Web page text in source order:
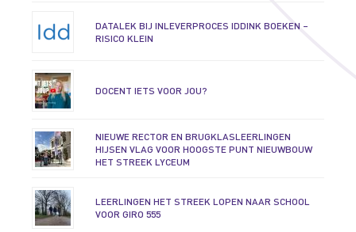
DATALEK BIJ INLEVERPROCES IDDINK BOEKEN –
RISICO KLEIN
DOCENT IETS VOOR JOU?
NIEUWE RECTOR EN BRUGKLASLEERLINGEN
HIJSEN VLAG VOOR HOOGSTE PUNT NIEUWBOUW
HET STREEK LYCEUM
LEERLINGEN HET STREEK LOPEN NAAR SCHOOL
VOOR GIRO 555